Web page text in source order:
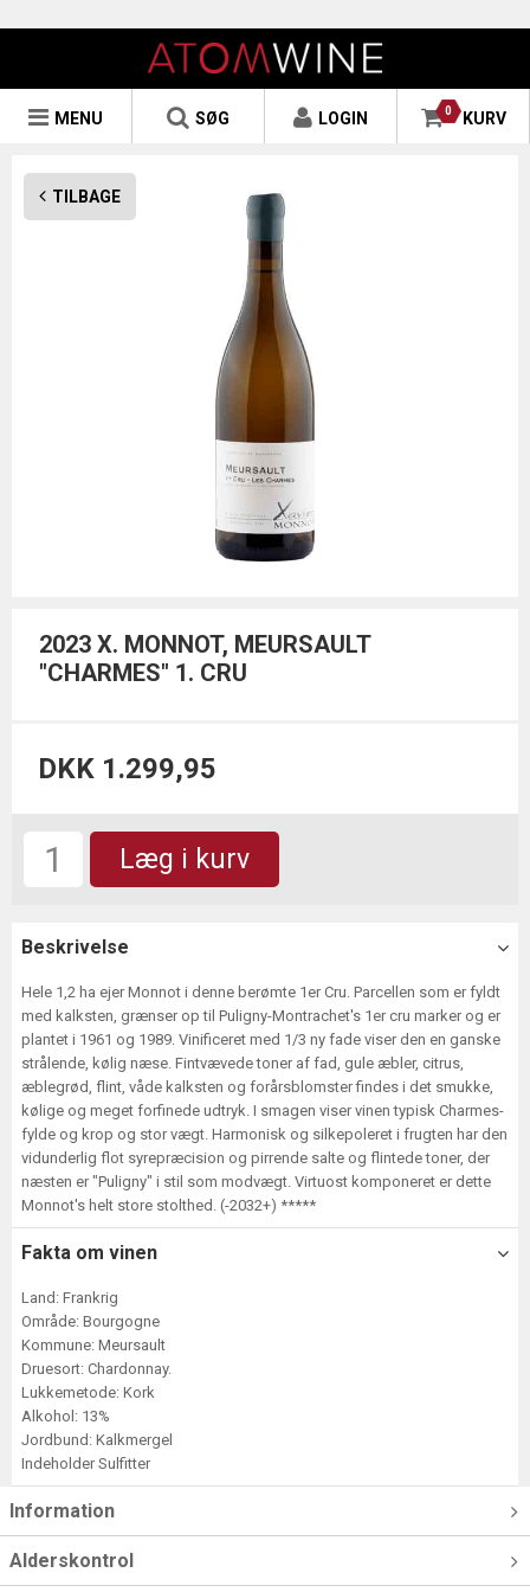
0 KURV
LOGIN
SØG
MENU
TILBAGE
2023 X. MONNOT, MEURSAULT
"CHARMES" 1. CRU
DKK 1.299,95
Læg i kurv
Beskrivelse
Hele 1,2 ha ejer Monnot i denne berømte 1er Cru. Parcellen som er fyldt
med kalksten, grænser op til Puligny-Montrachet's 1er cru marker og er
plantet i 1961 og 1989. Vinificeret med 1/3 ny fade viser den en ganske
strålende, kølig næse. Fintvævede toner af fad, gule æbler, citrus,
æblegrød, flint, våde kalksten og forårsblomster findes i det smukke,
kølige og meget forfinede udtryk. I smagen viser vinen typisk Charmes-
fylde og krop og stor vægt. Harmonisk og silkepoleret i frugten har den
vidunderlig flot syrepræcision og pirrende salte og flintede toner, der
næsten er "Puligny" i stil som modvægt. Virtuost komponeret er dette
Monnot's helt store stolthed. (-2032+) *****
Fakta om vinen
Land: Frankrig
Område: Bourgogne
Kommune: Meursault
Druesort: Chardonnay.
Lukkemetode: Kork
Alkohol: 13%
Jordbund: Kalkmergel
Indeholder Sulfitter
Information
Alderskontrol